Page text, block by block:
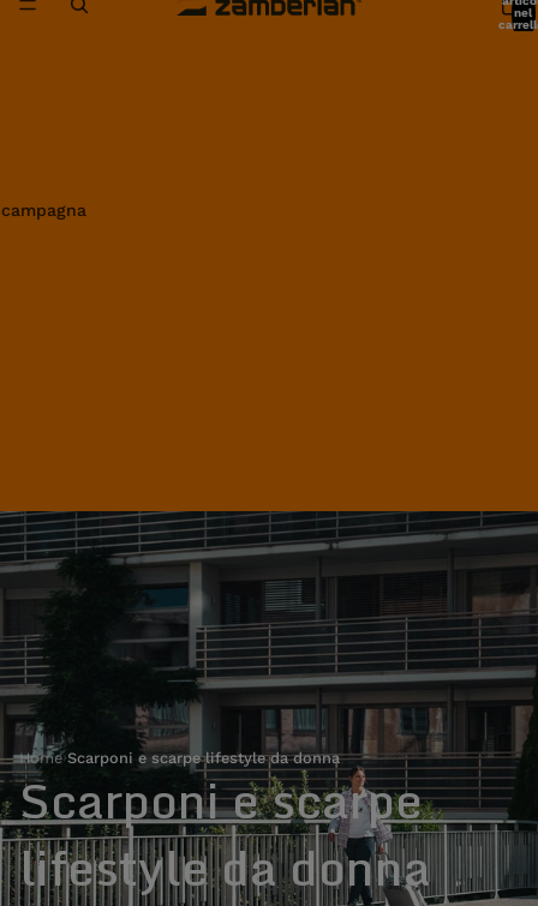
nel
Home›Scarponi e scarpe lifestyle da donna
Scarponi e scarpe
lifestyle da donna